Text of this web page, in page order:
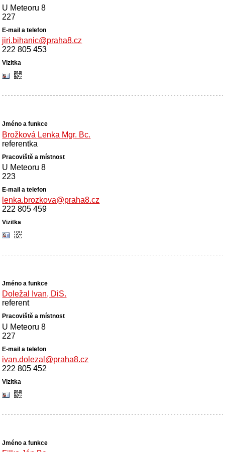
U Meteoru 8
227
jiri.bihanic@praha8.cz
222 805 453
Brožková Lenka Mgr. Bc.
referentka
U Meteoru 8
223
lenka.brozkova@praha8.cz
222 805 459
Doležal Ivan, DiS.
referent
U Meteoru 8
227
ivan.dolezal@praha8.cz
222 805 452